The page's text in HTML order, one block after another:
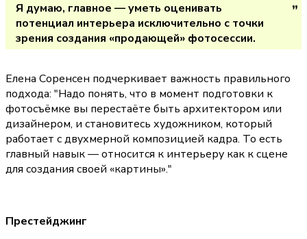
Я думаю, главное — уметь оценивать
потенциал интерьера исключительно с точки
зрения создания «продающей» фотосессии.
Елена Соренсен подчеркивает важность правильного
подхода: "Надо понять, что в момент подготовки к
фотосъёмке вы перестаёте быть архитектором или
дизайнером, и становитесь художником, который
работает с двухмерной композицией кадра. То есть
главный навык — относится к интерьеру как к сцене
для создания своей «картины»."
Престейджинг